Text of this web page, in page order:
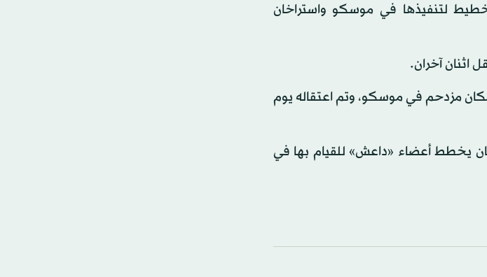
لتنفيذها في موسكو واستراخان
اثنان آخران.
مزدحم في موسكو، وتم اعتقاله يوم
كان يخطط أعضاء «داعش» للقيام بها في